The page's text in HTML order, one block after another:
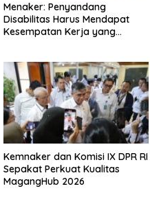
Menaker: Penyandang
Disabilitas Harus Mendapat
Kesempatan Kerja yang
Kemnaker dan Komisi IX DPR RI
Sepakat Perkuat Kualitas
MagangHub 2026